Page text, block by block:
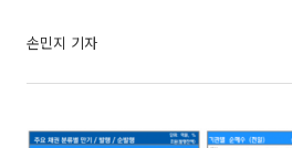
손민지 기자